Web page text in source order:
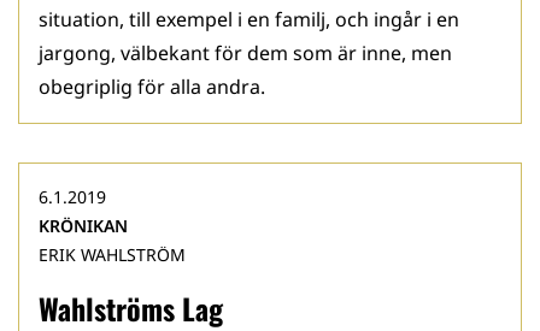
situation, till exempel i en familj, och ingår i en
jargong, välbekant för dem som är inne, men
obegriplig för alla andra.
Wahlströms Lag
6.1.2019
KRÖNIKAN
ERIK WAHLSTRÖM